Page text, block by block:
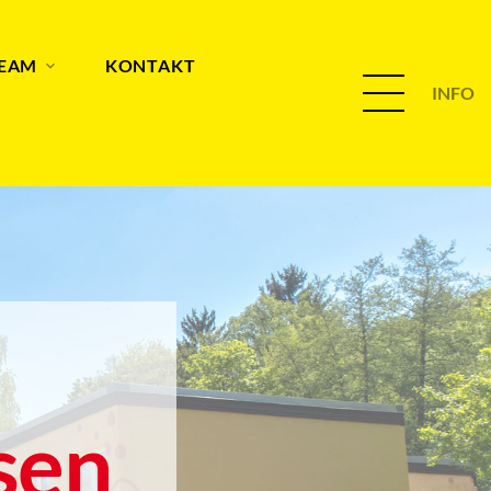
KONTAKT
INFO